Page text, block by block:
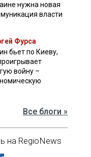
нужна новая
власти
Фурса
бьет по Киеву,
войну –
Все блоги »
на RegioNews